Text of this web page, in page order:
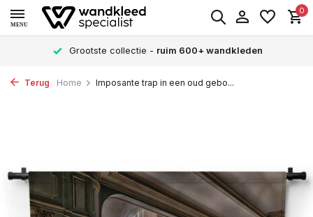
MENU
0
Grootste collectie - ruim 600+ wandkleden
Terug Home Imposante trap in een oud gebo...